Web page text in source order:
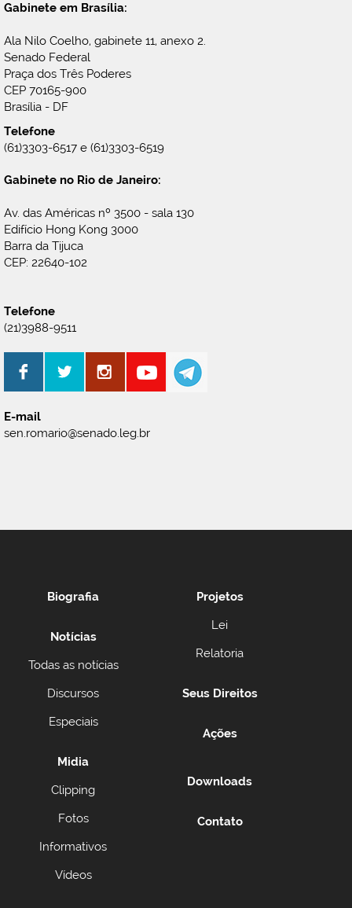
Gabinete em Brasília:
Ala Nilo Coelho, gabinete 11, anexo 2.
Senado Federal
Praça dos Três Poderes
CEP 70165-900
Brasília - DF
Telefone
(61)3303-6517 e (61)3303-6519
Gabinete no Rio de Janeiro:
Av. das Américas nº 3500 - sala 130
Edifício Hong Kong 3000
Barra da Tijuca
CEP: 22640-102
Telefone
(21)3988-9511
E-mail
sen.romario@senado.leg.br
Biografia
Notícias
Todas as notícias
Discursos
Especiais
Midia
Clipping
Fotos
Informativos
Vídeos
Projetos
Lei
Relatoria
Seus Direitos
Ações
Downloads
Contato